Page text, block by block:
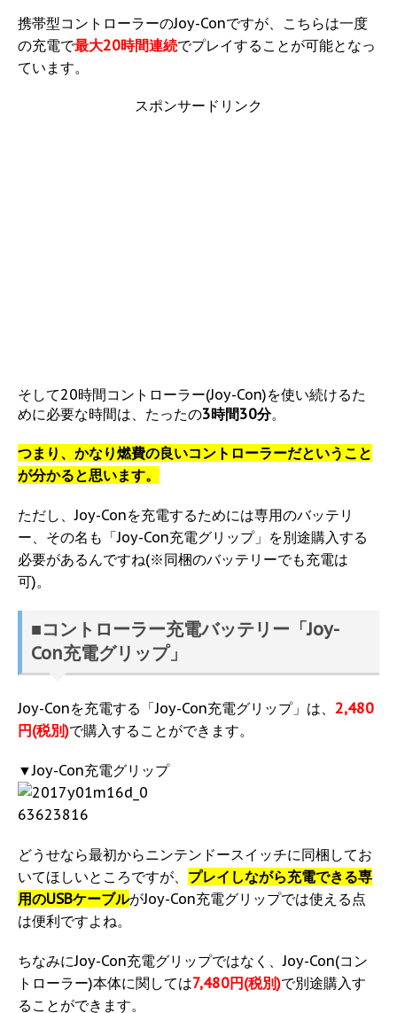
携帯型コントローラーのJoy-Conですが、こちらは一度
の充電で最大20時間連続でプレイすることが可能となっ
ています。
スポンサードリンク
そして20時間コントローラー(Joy-Con)を使い続けるた
めに必要な時間は、たったの3時間30分。
つまり、かなり燃費の良いコントローラーだということ
が分かると思います。
ただし、Joy-Conを充電するためには専用のバッテリ
ー、その名も「Joy-Con充電グリップ」を別途購入する
必要があるんですね(※同梱のバッテリーでも充電は
可)。
■コントローラー充電バッテリー「Joy-
Con充電グリップ」
Joy-Conを充電する「Joy-Con充電グリップ」は、 2,480
円(税別)で購入することができます。
▼Joy-Con充電グリップ
どうせなら最初からニンテンドースイッチに同梱してお
いてほしいところですが、 プレイしながら充電できる専
用のUSBケーブルがJoy-Con充電グリップでは使える点
は便利ですよね。
ちなみにJoy-Con充電グリップではなく、Joy-Con(コン
トローラー)本体に関しては7,480円(税別)で別途購入す
ることができます。